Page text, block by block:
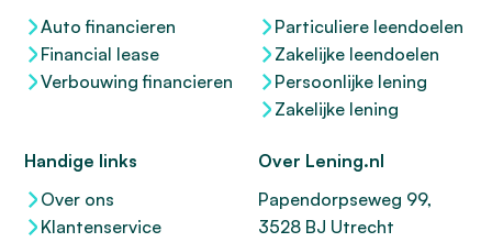
Auto financieren
Financial lease
Verbouwing financieren
Particuliere leendoelen
Zakelijke leendoelen
Persoonlijke lening
Zakelijke lening
Handige links
Over ons
Klantenservice
Over Lening.nl
Papendorpseweg 99,
3528 BJ Utrecht